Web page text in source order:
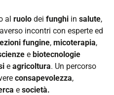
al ruolo dei funghi in salute,
incontri con esperte ed
fungine, micoterapia,
e biotecnologie
e agricoltura. Un percorso
consapevolezza,
e società.